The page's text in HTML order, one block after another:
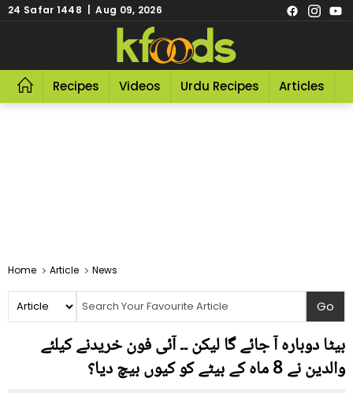
24 Safar 1448 | Aug 09, 2026
Recipes Videos Urdu Recipes Articles
Home Article News
بیٹا دوبارہ آ جائے گا لیکن ۔۔ آئی فون خریدنے کیلئے
والدین نے 8 ماہ کے بیٹے کو کیوں بیچ دیا؟